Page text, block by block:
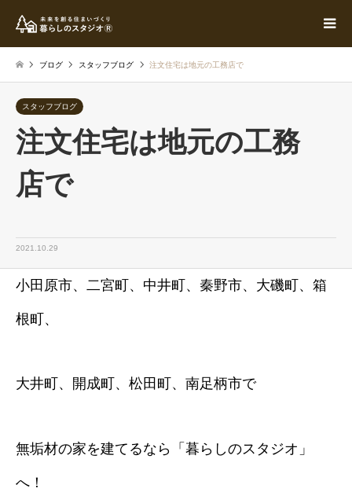
ブログ スタッフブログ 注文住宅は地元の工務店で
スタッフブログ
注文住宅は地元の工務
店で
2021.10.29
小田原市、二宮町、中井町、秦野市、大磯町、箱
根町、
大井町、開成町、松田町、南足柄市で
無垢材の家を建てるなら「暮らしのスタジオ」
へ！